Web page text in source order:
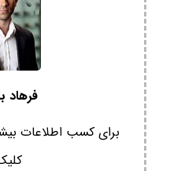
فرهاد
برای کسب اطلاعات